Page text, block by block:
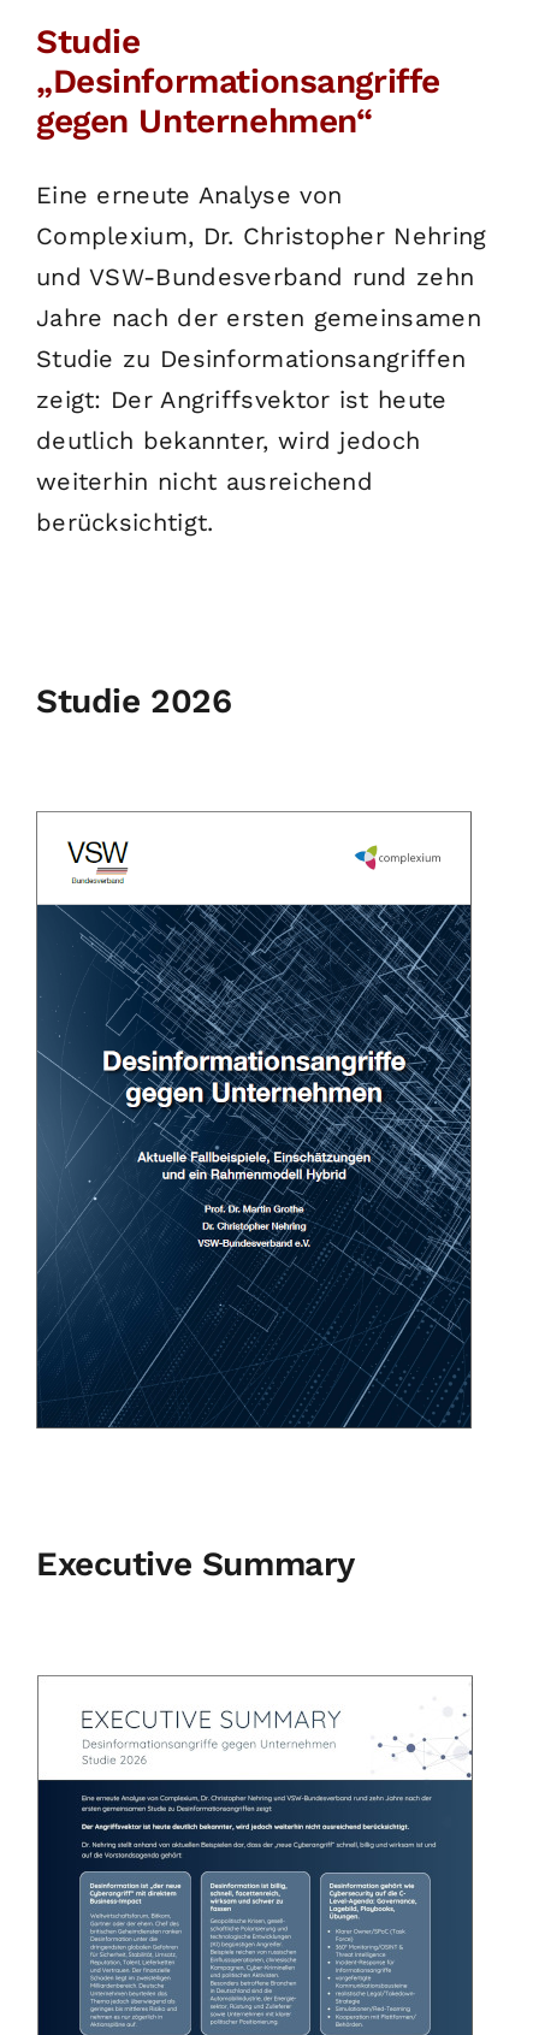
English
SUCHE
NACH:
Studie
„Desinformationsangriffe
gegen Unternehmen“
Eine erneute Analyse von
Complexium, Dr. Christopher Nehring
und VSW-Bundesverband rund zehn
Jahre nach der ersten gemeinsamen
Studie zu Desinformationsangriffen
zeigt: Der Angriffsvektor ist heute
deutlich bekannter, wird jedoch
weiterhin nicht ausreichend
berücksichtigt.
Studie 2026
Executive Summary